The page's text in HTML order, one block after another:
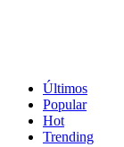
Últimos
Popular
Hot
Trending